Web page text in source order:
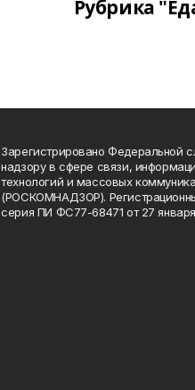
Рубрика
Зарегистрировано Федеральной
надзору в сфере связи,
технологий и массовых
(РОСКОМНАДЗОР).
серия ПИ ФС77-68471 от 27 января